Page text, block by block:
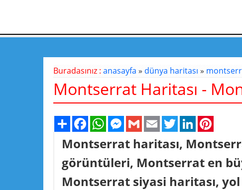
Buradasınız : anasayfa » dünya haritası »
Montserrat Haritası -
Share FacebookWhatsAppMessenger
Gmail Email TwitterLinkedIn
Montserrat haritası,
görüntüleri, Montserrat en
Montserrat siyasi haritası,